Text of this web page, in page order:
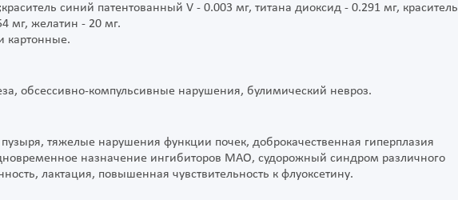
синий патентованный V - 0.003 мг, титана диоксид - 0.291 мг, краситель
мг, желатин - 20 мг.
картонные.
обсессивно-компульсивные нарушения, булимический невроз.
тяжелые нарушения функции почек, доброкачественная гиперплазия
назначение ингибиторов МАО, судорожный синдром различного
лактация, повышенная чувствительность к флуоксетину.